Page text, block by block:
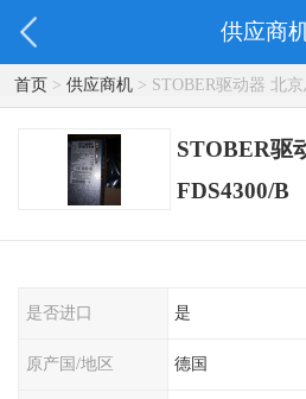
供应商
首页> 供应商机> STOBER驱动器 北京
STOBER驱
FDS4300/B
是否进口 是
原产国/地区 德国